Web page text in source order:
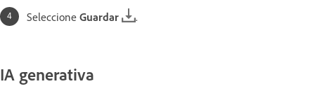
Seleccione Guardar .
IA generativa